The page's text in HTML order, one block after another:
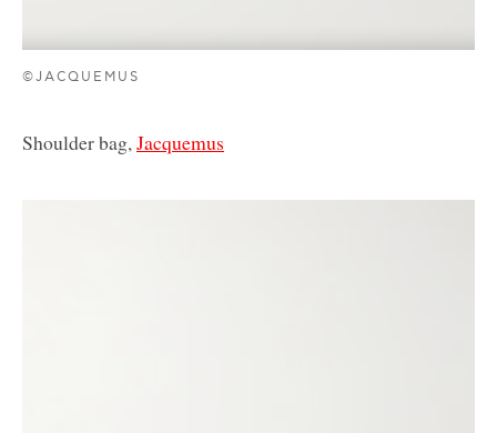
©JACQUEMUS
Shoulder bag,Jacquemus